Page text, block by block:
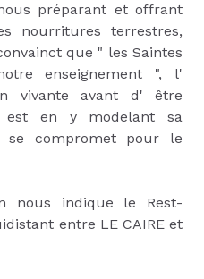
préparant et offrant
nourritures terrestres,
que " les Saintes
enseignement ", l'
vivante avant d' être
est en y modelant sa
compromet pour le
nous indique le Rest-
entre LE CAIRE et